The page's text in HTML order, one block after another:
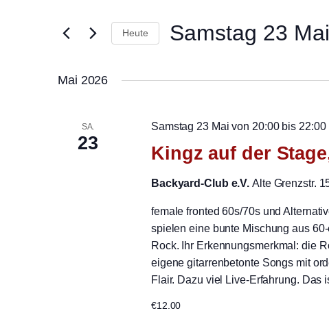
Ansichten,
Suche
Veranstaltungen
Heute Samstag 23 Mai
wählen.
Mai 2026
SA.
23 Kingz auf der
Samstag 23 Mai von 20:00bis 22:00
Backyard-Club e.V.Alte Grenzstr.
female fronted 60s/70s und
spielen eine bunte Mischung aus
Rock. Ihr Erkennungsmerkmal: die
eigene gitarrenbetonte Songs mit
Flair. Dazu viel Live-Erfahrung. Das
€12.00